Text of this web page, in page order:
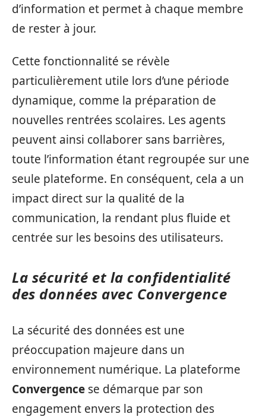
d’information et permet à chaque membre
de rester à jour.
Cette fonctionnalité se révèle
particulièrement utile lors d’une période
dynamique, comme la préparation de
nouvelles rentrées scolaires. Les agents
peuvent ainsi collaborer sans barrières,
toute l’information étant regroupée sur une
seule plateforme. En conséquent, cela a un
impact direct sur la qualité de la
communication, la rendant plus fluide et
centrée sur les besoins des utilisateurs.
La sécurité et la confidentialité
des données avec Convergence
La sécurité des données est une
préoccupation majeure dans un
environnement numérique. La plateforme
Convergence se démarque par son
engagement envers la protection des